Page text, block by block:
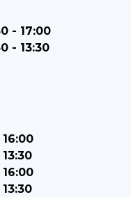
- 17:00
- 13:30
16:00
16:00